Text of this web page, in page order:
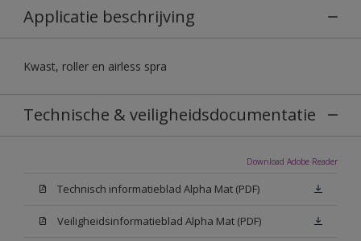
Applicatie beschrijving
Kwast, roller en airless spra
Technische & veiligheidsdocumentatie
Download Adobe Reader
Technisch informatieblad Alpha Mat (PDF)
Veiligheidsinformatieblad Alpha Mat (PDF)